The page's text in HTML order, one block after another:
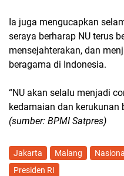
Ia juga mengucapkan
seraya berharap NU terus
mensejahterakan, dan
beragama di Indonesia.
“NU akan selalu menjadi
kedamaian dan kerukunan
(sumber: BPMI Satpres)
Jakarta Malang Nasional
Presiden RI